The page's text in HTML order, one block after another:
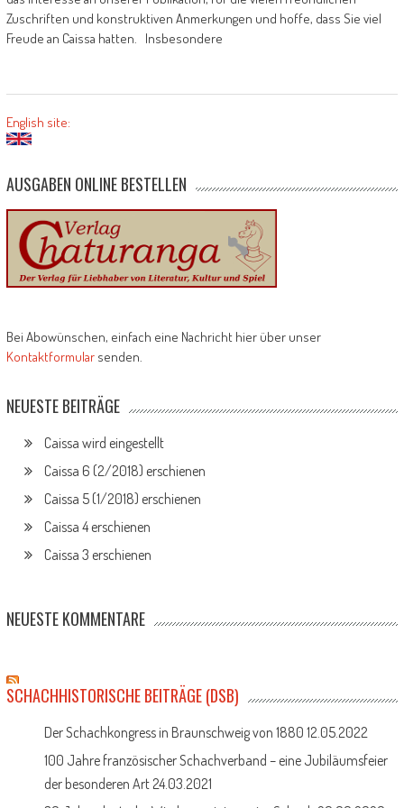
Zuschriften und konstruktiven Anmerkungen und hoffe, dass Sie viel
Freude an Caissa hatten. Insbesondere
English site:
AUSGABEN ONLINE BESTELLEN
Bei Abowünschen, einfach eine Nachricht hier über unser
Kontaktformularsenden.
NEUESTE BEITRÄGE
Caissa wird eingestellt
Caissa 6 (2/2018) erschienen
Caissa 5 (1/2018) erschienen
Caissa 4 erschienen
Caissa 3 erschienen
NEUESTE KOMMENTARE
SCHACHHISTORISCHE BEITRÄGE (DSB)
Der Schachkongress in Braunschweig von 1880 12.05.2022
100 Jahre französischer Schachverband – eine Jubiläumsfeier
der besonderen Art 24.03.2021